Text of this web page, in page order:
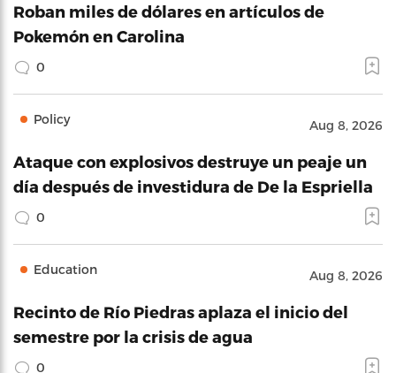
Roban miles de dólares en artículos de
Pokemón en Carolina
0
Policy Aug 8, 2026
Ataque con explosivos destruye un peaje un
día después de investidura de De la Espriella
0
Education Aug 8, 2026
Recinto de Río Piedras aplaza el inicio del
semestre por la crisis de agua
0